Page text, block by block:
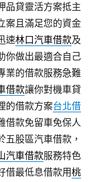
品貸靈活方案抵主
案且滿足您的資金
速林口汽車借款及
你做出最適合自己
業的借款服務急難
借款讓你對機車貸
的借款方案台北借
借款免留車免保人
五股區汽車借款，
汽車借款服務特色
借最低息借款用桃